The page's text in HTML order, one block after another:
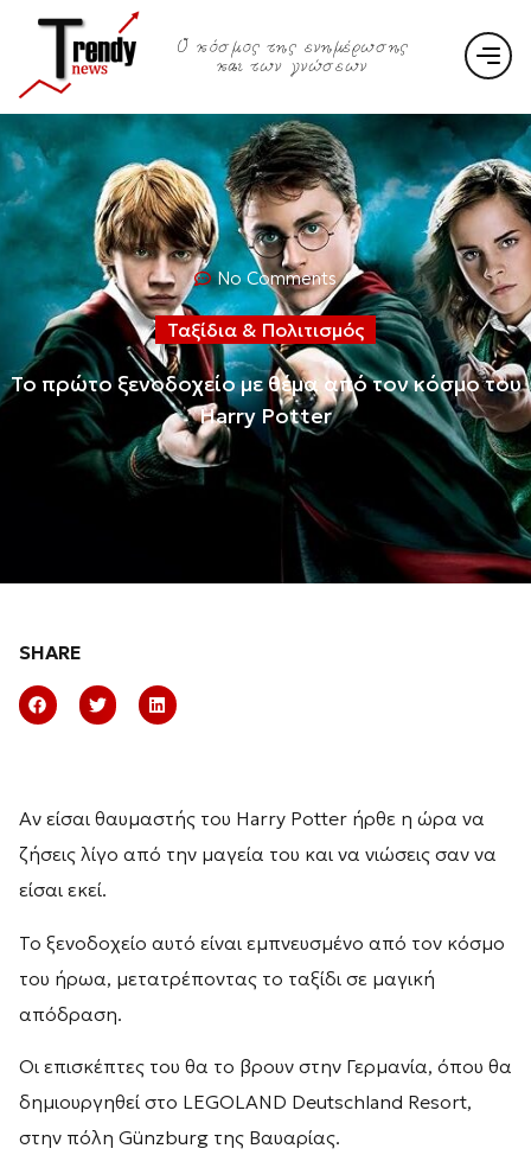
Ο κόσμος της ενημέρωσης
και των γνώσεων
No Comments
Ταξίδια & Πολιτισμός
Το πρώτο ξενοδοχείο με θέμα από τον κόσμο του
Harry Potter
SHARE
Αν είσαι θαυμαστής του Harry Potter ήρθε η ώρα να
ζήσεις λίγο από την μαγεία του και να νιώσεις σαν να
είσαι εκεί.
Το ξενοδοχείο αυτό είναι εμπνευσμένο από τον κόσμο
του ήρωα, μετατρέποντας το ταξίδι σε μαγική
απόδραση.
Οι επισκέπτες του θα το βρουν στην Γερμανία, όπου θα
δημιουργηθεί στο LEGOLAND Deutschland Resort,
στην πόλη Günzburg της Βαυαρίας.